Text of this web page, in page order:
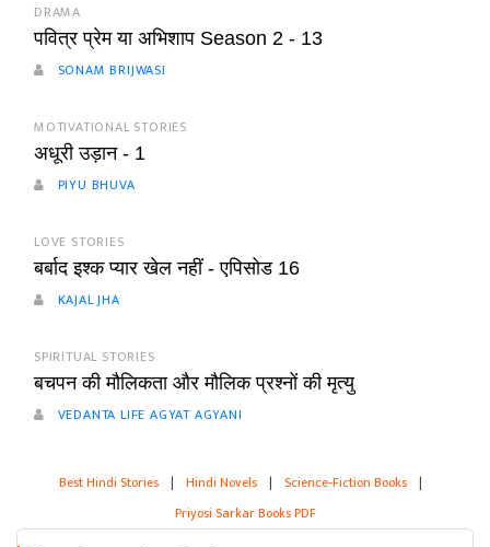
DRAMA
पवित्र प्रेम या अभिशाप Season 2 - 13
SONAM BRIJWASI
MOTIVATIONAL STORIES
अधूरी उड़ान - 1
PIYU BHUVA
LOVE STORIES
बर्बाद इश्क प्यार खेल नहीं - एपिसोड 16
KAJAL JHA
SPIRITUAL STORIES
बचपन की मौलिकता और मौलिक प्रश्नों की मृत्यु
VEDANTA LIFE AGYAT AGYANI
Best Hindi Stories | Hindi Novels | Science-Fiction Books |
Priyosi Sarkar Books PDF